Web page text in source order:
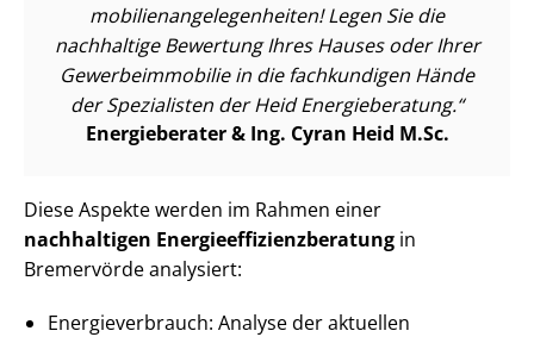
mo­bi­li­en­an­ge­le­gen­hei­ten! Legen Sie die
nachhaltige Bewertung Ihres Hauses oder Ihrer
Ge­wer­be­im­mo­bi­lie in die fachkundigen Hände
der Spezialisten der Heid Energieberatung.
Energieberater & Ing. Cyran Heid M.Sc.
Diese Aspekte werden im Rahmen einer
nachhaltigen En­er­gie­ef­fi­zi­enz­be­ra­tung in
Bremervörde analysiert:
En­er­gie­ver­brauch: Analyse der aktuellen